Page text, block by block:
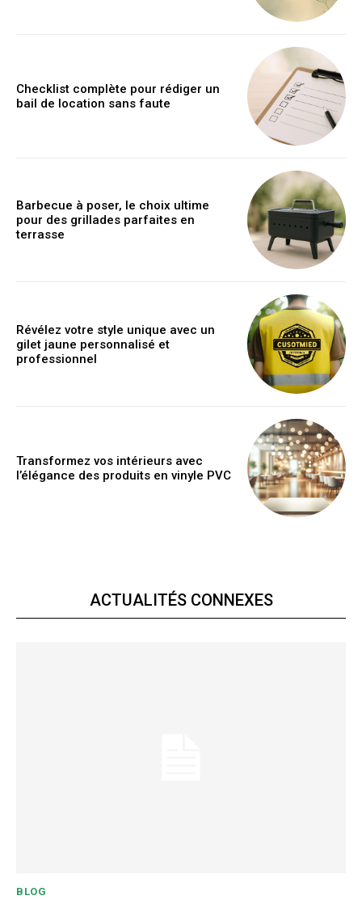
Checklist complète pour rédiger un
bail de location sans faute
Barbecue à poser, le choix ultime
pour des grillades parfaites en
terrasse
Révélez votre style unique avec un
gilet jaune personnalisé et
professionnel
Transformez vos intérieurs avec
l’élégance des produits en vinyle PVC
ACTUALITÉS CONNEXES
BLOG